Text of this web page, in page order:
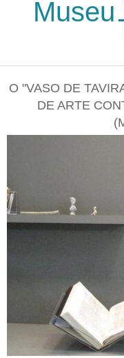
Passar para o conteúdo
Museu
O "VASO DE
DE ARTE